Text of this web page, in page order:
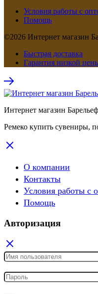
Условия работы с
Помощь
©2026 Интернет магазин
Быстрая доставка
Гарантия низкой
Интернет магазин Барельеф
Ремеко купить сувениры,
О компании
Контакты
Условия работы с
Помощь
Авторизация